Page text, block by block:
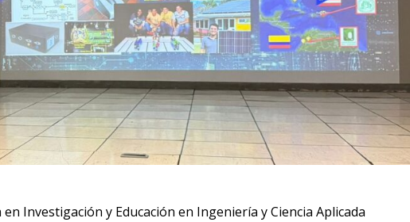
Investigación y Educación en Ingeniería y Ciencia Aplicada